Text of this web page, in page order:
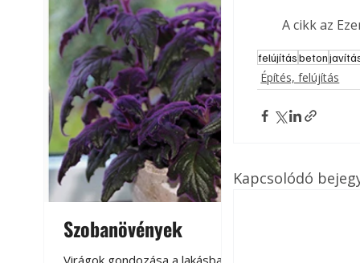
Szobanövények
A cikk az
felújításbeton
Építés, felújítás
Kapcsolódó